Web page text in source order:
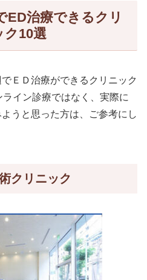
ED治療できるクリ
ク10選
ＥＤ治療ができるクリニック
イン診療ではなく、実際に
うと思った方は、ご参考にし
クリニック